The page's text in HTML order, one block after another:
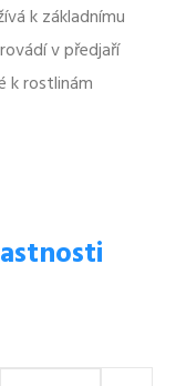
k základnímu
v předjaří
k rostlinám